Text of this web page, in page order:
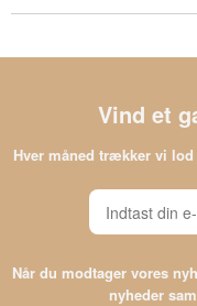
Vind et
Hver måned trækker vi
Når du modtager vores
nyheder